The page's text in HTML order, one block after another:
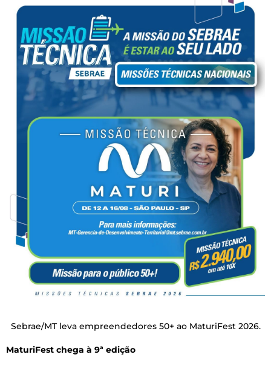
Sebrae/MT leva empreendedores 50+ ao MaturiFest 2026.
MaturiFest chega à 9ª edição